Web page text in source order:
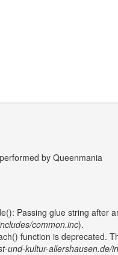
by Queenmania
Passing glue string after
common.inc).
function is deprecated.
und-kultur-allershausen.de/